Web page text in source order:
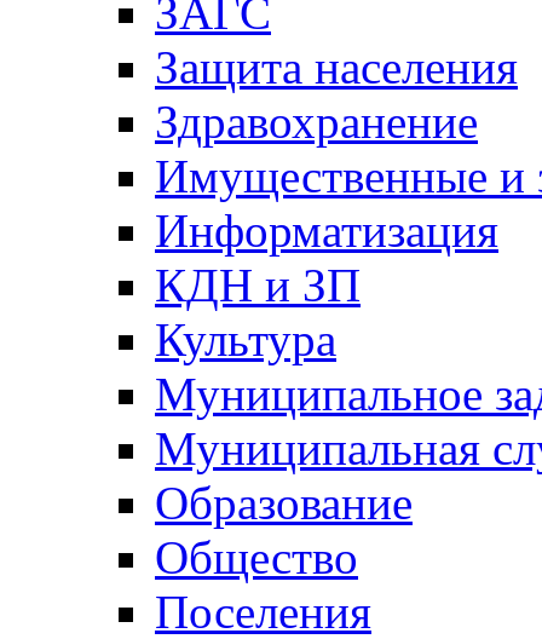
ЗАГС
Защита населения
Здравохранение
Имущественные и
Информатизация
КДН и ЗП
Культура
Муниципальное
Муниципальная
Образование
Общество
Поселения